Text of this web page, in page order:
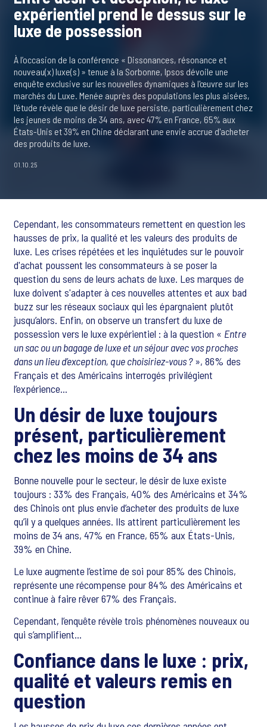
expérientiel prend le dessus sur le
luxe de possession
À l’occasion de la conférence « Dissonances, résonance et
nouveau(x) luxe(s) » tenue à la Sorbonne, Ipsos dévoile une
enquête exclusive sur les nouvelles dynamiques à l'œuvre sur les
marchés du Luxe. Menée auprès des populations les plus aisées,
l'étude révèle que le désir de luxe persiste, particulièrement chez
les jeunes de moins de 34 ans, avec 47% en France, 65% aux
États-Unis et 39% en Chine déclarant une envie accrue d'acheter
des produits de luxe.
01.10.25
Cependant, les consommateurs remettent en question les
hausses de prix, la qualité et les valeurs des produits de
luxe. Les crises répétées et les inquiétudes sur le pouvoir
d'achat poussent les consommateurs à se poser la
question du sens de leurs achats de luxe. Les marques de
luxe doivent s'adapter à ces nouvelles attentes et aux bad
buzz sur les réseaux sociaux qui les épargnaient plutôt
jusqu’alors. Enfin, on observe un transfert du luxe de
possession vers le luxe expérientiel : à la question « Entre
un sac ou un bagage de luxe et un séjour avec vos proches
dans un lieu d’exception, que choisiriez-vous ?», 86% des
Français et des Américains interrogés privilégient
l’expérience...
Un désir de luxe toujours
présent, particulièrement
chez les moins de 34 ans
Bonne nouvelle pour le secteur, le désir de luxe existe
toujours : 33% des Français, 40% des Américains et 34%
des Chinois ont plus envie d’acheter des produits de luxe
qu’il y a quelques années. Ils attirent particulièrement les
moins de 34 ans, 47% en France, 65% aux États-Unis,
39% en Chine.
Le luxe augmente l’estime de soi pour 85% des Chinois,
représente une récompense pour 84% des Américains et
continue à faire rêver 67% des Français.
Cependant, l’enquête révèle trois phénomènes nouveaux ou
qui s’amplifient...
Confiance dans le luxe : prix,
qualité et valeurs remis en
question